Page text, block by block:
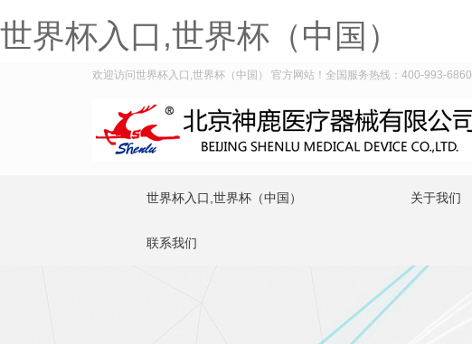
世界杯入口,世界杯（中国）
欢迎访问世界杯入口,世界杯（中国） 官方网站！全国服务热线：400-993-6860
世界杯入口,世界杯（中国） 关于我们
联系我们